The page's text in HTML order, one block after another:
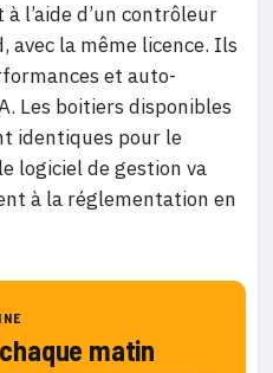
l’aide d’un contrôleur
avec la même licence. Ils
et auto-
Les boitiers disponibles
identiques pour le
logiciel de gestion va
à la réglementation en
matin